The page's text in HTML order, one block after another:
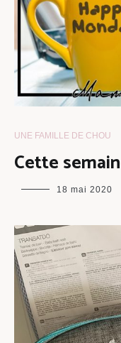
UNE FAMILLE DE CHOU
Cette
maman
18 mai 2020